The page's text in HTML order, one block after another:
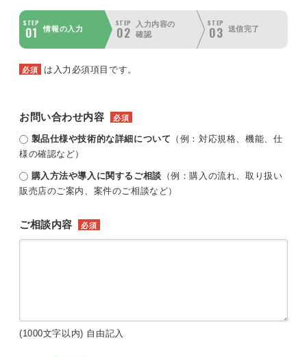
STEP
01 情報の入力
STEP
02
入力内容の
確認
STEP
03 送信完了
必須 は入力必須項目です。
お問い合わせ内容 必須
製品仕様や技術的な詳細について （例：対応規格、機能、仕
様の確認など）
購入方法や導入に関するご相談 （例：購入の流れ、取り扱い
販売店のご案内、案件のご相談など）
ご相談内容 必須
(1000文字以内) 自由記入